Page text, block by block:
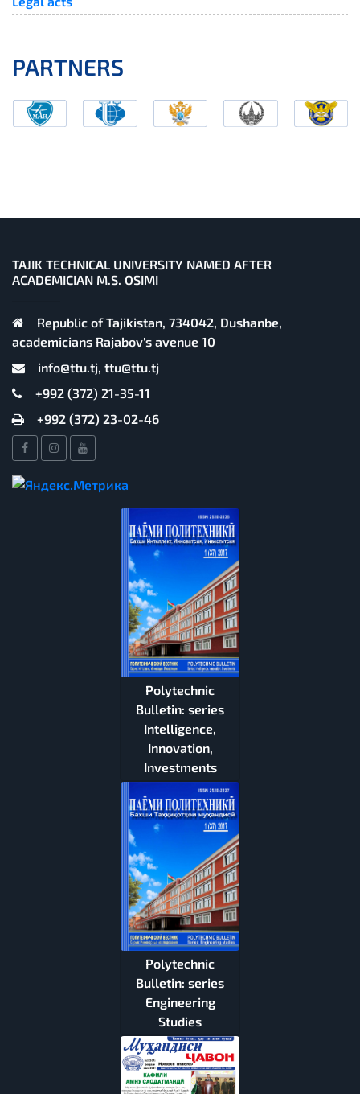
PARTNERS
TAJIK TECHNICAL UNIVERSITY NAMED AFTER
ACADEMICIAN M.S. OSIMI
Republic of Tajikistan, 734042, Dushanbe,
academicians Rajabov's avenue 10
info@ttu.tj, ttu@ttu.tj
+992 (372) 21-35-11
+992 (372) 23-02-46
Polytechnic
Bulletin: series
Intelligence,
Innovation,
Investments
Polytechnic
Bulletin: series
Engineering
Studies